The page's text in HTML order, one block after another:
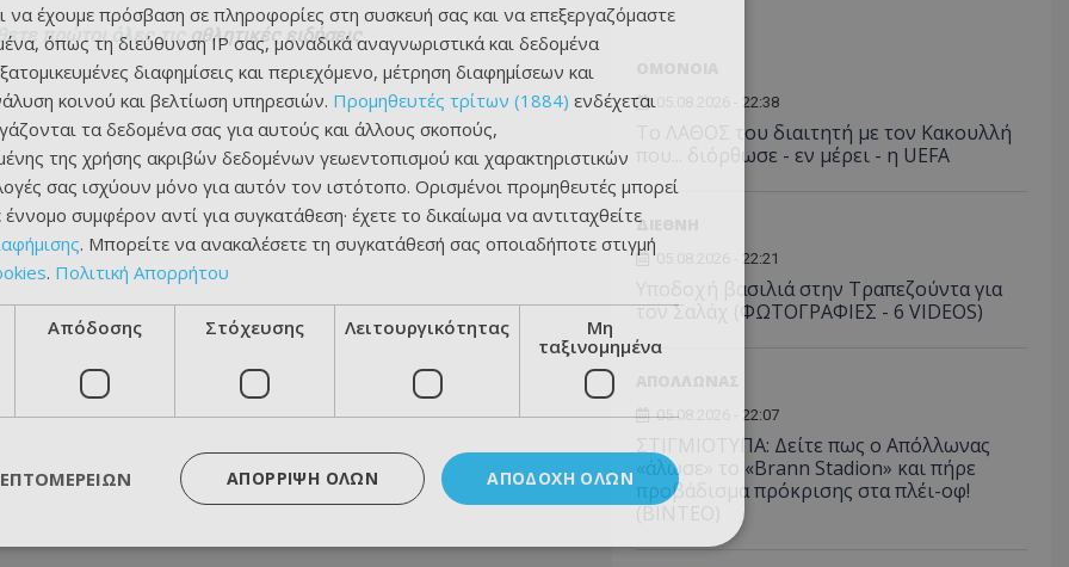
πρώτοι όλες τις αθλητικές ειδήσεις
05.08.2026 - 22:38
Το ΛΑΘΟΣ του διαιτητή με τον Κακουλλή
που... διόρθωσε - εν μέρει - η UEFA
ΔΙΕΘΝΗ
05.08.2026 - 22:21
Υποδοχή βασιλιά στην Τραπεζούντα για
τον Σαλάχ (ΦΩΤΟΓΡΑΦΙΕΣ - 6 VIDEOS)
05.08.2026 - 22:07
ΣΤΙΓΜΙΟΤΥΠΑ: Δείτε πως ο Απόλλωνας
«άλωσε» το «Brann Stadion» και πήρε
προβάδισμα πρόκρισης στα πλέι-οφ!
(ΒΙΝΤΕΟ)
να έχουμε πρόσβαση σε πληροφορίες στη συσκευή σας και να επεξεργαζόμαστε
όπως τη διεύθυνση IP σας, μοναδικά αναγνωριστικά και δεδομένα
διαφημίσεις και περιεχόμενο, μέτρηση διαφημίσεων και
κοινού και βελτίωση υπηρεσιών. Προμηθευτές τρίτων (1884) ενδέχεται
τα δεδομένα σας για αυτούς και άλλους σκοπούς,
της χρήσης ακριβών δεδομένων γεωεντοπισμού και χαρακτηριστικών
σας ισχύουν μόνο για αυτόν τον ιστότοπο. Ορισμένοι προμηθευτές μπορεί
συμφέρον αντί για συγκατάθεση· έχετε το δικαίωμα να αντιταχθείτε
. Μπορείτε να ανακαλέσετε τη συγκατάθεσή σας οποιαδήποτε στιγμή
. Πολιτική Απορρήτου
Απόδοσης Στόχευσης Λειτουργικότητας
Μη
ταξινομημένα
ΑΠΟΔΟΧΉ ΌΛΩΝ
ΑΠΌΡΡΙΨΗ ΌΛΩΝ